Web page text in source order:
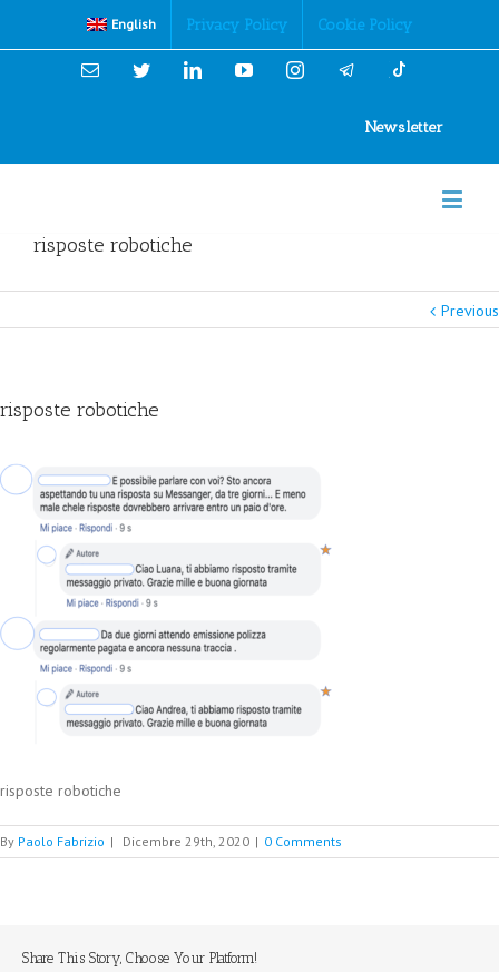
English Privacy Policy Cookie Policy
Email TwitterLinkedinYouTubeInstagram
Newsletter
risposte robotiche
Previous
risposte robotiche
risposte robotiche
By Paolo Fabrizio | Dicembre 29th, 2020 | 0 Comments
Share This Story, Choose Your Platform!
Cookies Policy